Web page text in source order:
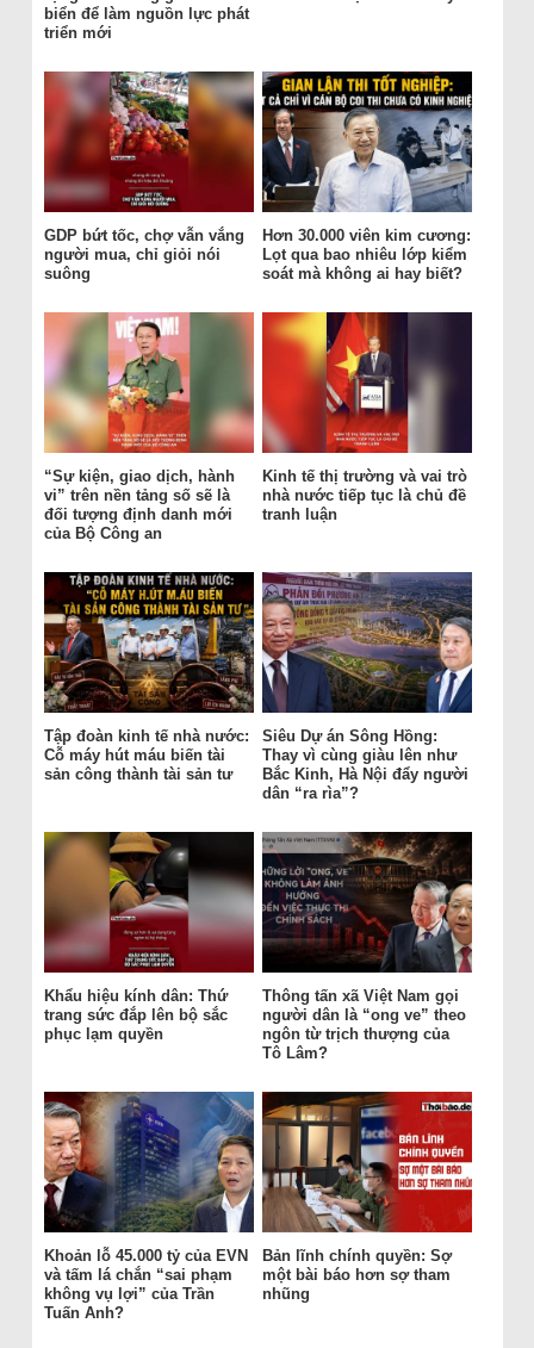
biển để làm nguồn lực phát
triển mới
GDP bứt tốc, chợ vẫn vắng
người mua, chỉ giỏi nói
suông
Hơn 30.000 viên kim cương:
Lọt qua bao nhiêu lớp kiểm
soát mà không ai hay biết?
“Sự kiện, giao dịch, hành
vi” trên nền tảng số sẽ là
đối tượng định danh mới
của Bộ Công an
Kinh tế thị trường và vai trò
nhà nước tiếp tục là chủ đề
tranh luận
Tập đoàn kinh tế nhà nước:
Cỗ máy hút máu biến tài
sản công thành tài sản tư
Siêu Dự án Sông Hồng:
Thay vì cùng giàu lên như
Bắc Kinh, Hà Nội đẩy người
dân “ra rìa”?
Khẩu hiệu kính dân: Thứ
trang sức đắp lên bộ sắc
phục lạm quyền
Thông tấn xã Việt Nam gọi
người dân là “ong ve” theo
ngôn từ trịch thượng của
Tô Lâm?
Khoản lỗ 45.000 tỷ của EVN
và tấm lá chắn “sai phạm
không vụ lợi” của Trần
Tuấn Anh?
Bản lĩnh chính quyền: Sợ
một bài báo hơn sợ tham
nhũng